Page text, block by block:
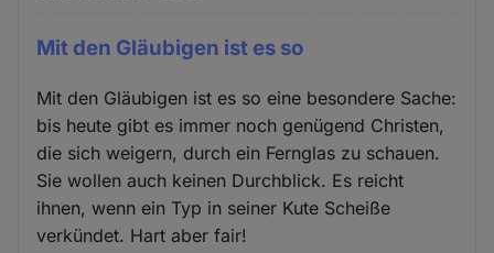
Mit den Gläubigen ist es so
Mit den Gläubigen ist es so eine besondere Sache:
bis heute gibt es immer noch genügend Christen,
die sich weigern, durch ein Fernglas zu schauen.
Sie wollen auch keinen Durchblick. Es reicht
ihnen, wenn ein Typ in seiner Kute Scheiße
verkündet. Hart aber fair!